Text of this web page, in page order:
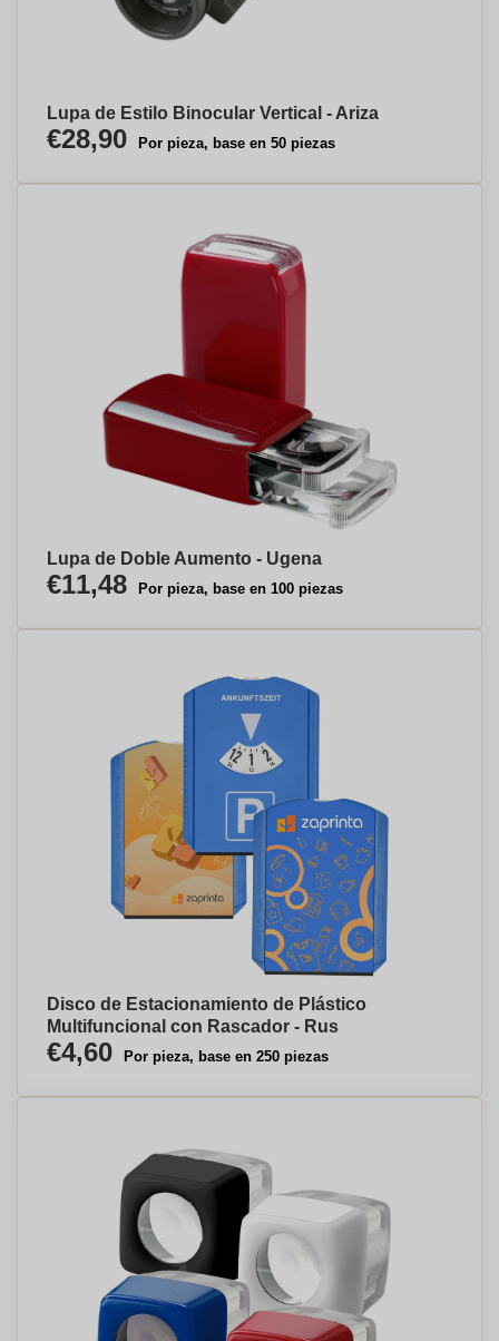
Lupa de Estilo Binocular Vertical - Ariza
€28,90 Por pieza, base en 50 piezas
Lupa de Doble Aumento - Ugena
€11,48 Por pieza, base en 100 piezas
Disco de Estacionamiento de Plástico
Multifuncional con Rascador - Rus
€4,60 Por pieza, base en 250 piezas